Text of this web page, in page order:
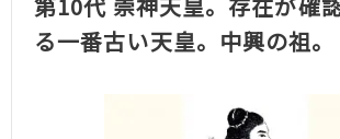
る一番古い天皇。中興の祖。